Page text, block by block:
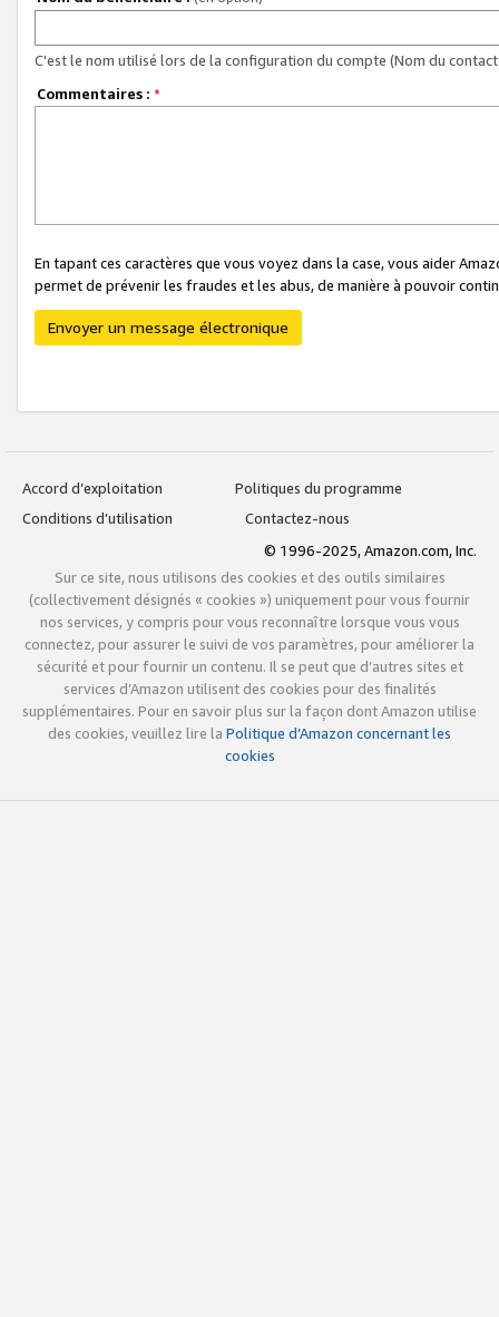
C'est le nom utilisé lors de la configuration du compte (Nom du
Commentaires : *
En tapant ces caractères que vous voyez dans la case, vous aider
permet de prévenir les fraudes et les abus, de manière à pouvoir
Envoyer un message électronique
Accord d’exploitation
Politiques du programme
Conditions d’utilisation
Contactez-nous
© 1996-2025, Amazon.com, Inc.
Sur ce site, nous utilisons des cookies et des outils similaires
(collectivement désignés « cookies ») uniquement pour vous fournir
nos services, y compris pour vous reconnaître lorsque vous vous
connectez, pour assurer le suivi de vos paramètres, pour améliorer la
sécurité et pour fournir un contenu. Il se peut que d’autres sites et
services d’Amazon utilisent des cookies pour des finalités
supplémentaires. Pour en savoir plus sur la façon dont Amazon utilise
des cookies, veuillez lire la Politique d’Amazon concernant les
cookies